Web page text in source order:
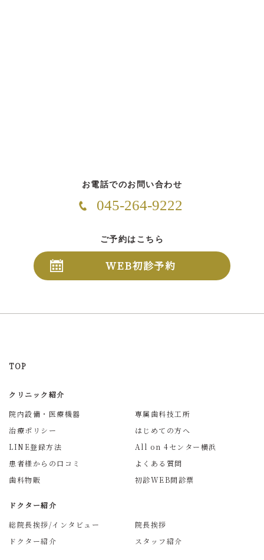
お電話でのお問い合わせ
045-264-9222
ご予約はこちら
WEB初診予約
TOP
クリニック紹介
院内設備・医療機器
専属歯科技工所
治療ポリシー
はじめての方へ
LINE登録方法
All on 4センター横浜
患者様からの口コミ
よくある質問
歯科物販
初診WEB問診票
ドクター紹介
総院長挨拶/インタビュー
院長挨拶
ドクター紹介
スタッフ紹介